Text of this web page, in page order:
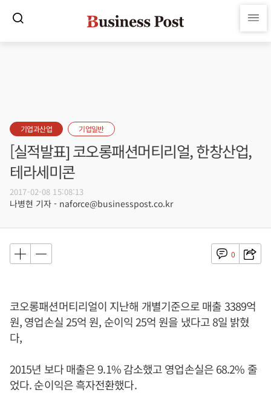
기업과산업 기업일반
[실적발표] 코오롱패션머티리얼, 한창산업,
테라세미콘
2017-02-08 15:08:13
나병현 기자 - naforce@businesspost.co.kr
0
코오롱패션머티리얼이 지난해 개별기준으로 매출 3389억
원, 영업손실 25억 원, 순이익 25억 원을 냈다고 8일 밝혔
다,
2015년 보다 매출은 9.1% 감소했고 영업손실은 68.2% 줄
었다. 순이익은 흑자전환했다.